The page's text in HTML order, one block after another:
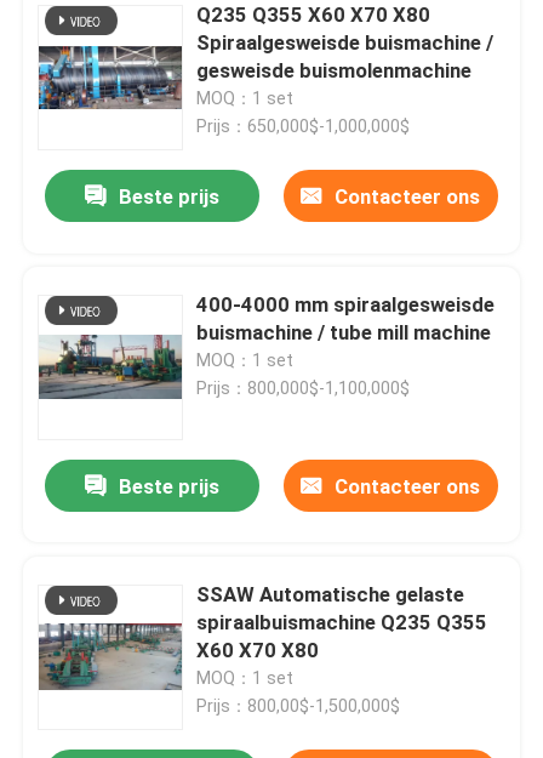
Q235 Q355 X60 X70 X80
Spiraalgesweisde buismachine /
gesweisde buismolenmachine
MOQ：1 set
Prijs：650,000$-1,000,000$
Beste prijs Contacteer ons
400-4000 mm spiraalgesweisde
buismachine / tube mill machine
MOQ：1 set
Prijs：800,000$-1,100,000$
Beste prijs Contacteer ons
SSAW Automatische gelaste
spiraalbuismachine Q235 Q355
X60 X70 X80
MOQ：1 set
Prijs：800,00$-1,500,000$